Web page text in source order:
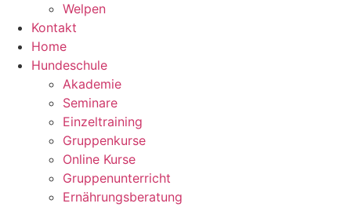
Welpen
Kontakt
Home
Hundeschule
Akademie
Seminare
Einzeltraining
Gruppenkurse
Online Kurse
Gruppenunterricht
Ernährungsberatung